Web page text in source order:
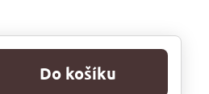
Do košíku